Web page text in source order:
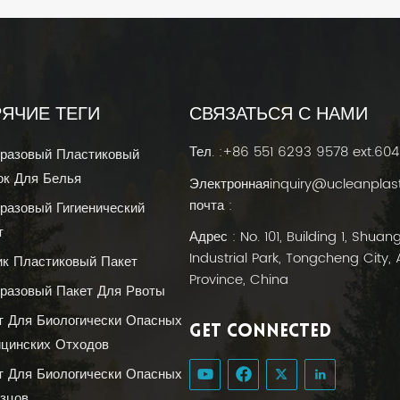
ТЕГИ
Пластиковый
Для Белья
Гигиенический
Пластиковый Пакет
Пакет Для Рвоты
Для Биологически Опасных
Отходов
Для Биологически Опасных
СВЯЗАТЬСЯ С НАМИ
Тел. :+86 551 6293 9578 ext.604
Электронная
почта :
Адрес : No. 101, Building 1,
Industrial Park, Tongcheng City,
Province, China
GET CONNECTED